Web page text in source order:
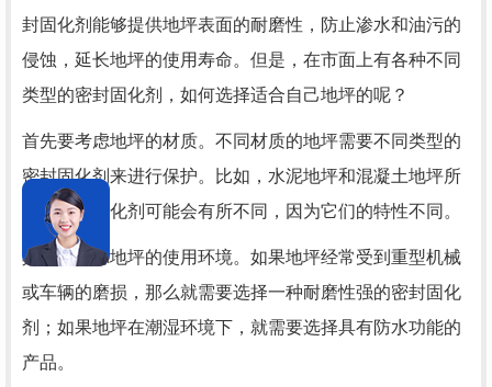
封固化剂能够提供地坪表面的耐磨性，防止渗水和油污的
侵蚀，延长地坪的使用寿命。但是，在市面上有各种不同
类型的密封固化剂，如何选择适合自己地坪的呢？
首先要考虑地坪的材质。不同材质的地坪需要不同类型的
密封固化剂来进行保护。比如，水泥地坪和混凝土地坪所
需的密封固化剂可能会有所不同，因为它们的特性不同。
其次要考虑地坪的使用环境。如果地坪经常受到重型机械
或车辆的磨损，那么就需要选择一种耐磨性强的密封固化
剂；如果地坪在潮湿环境下，就需要选择具有防水功能的
产品。